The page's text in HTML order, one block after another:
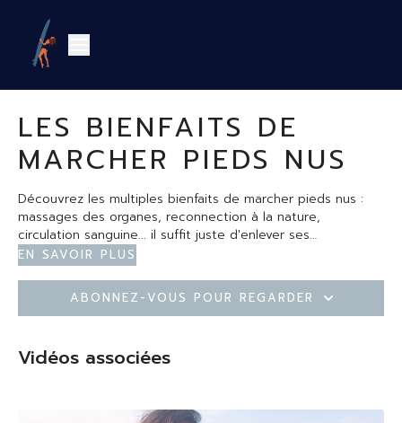
LES BIENFAITS DE
MARCHER PIEDS NUS
Découvrez les multiples bienfaits de marcher pieds nus :
massages des organes, reconnection à la nature,
circulation sanguine... il suffit juste d'enlever ses
chaussures, ses chaussettes et de laisser nos pieds
respirer dans l'herbe ou le sable
En savoir plus
Abonnez-vous pour regarder
Vidéos associées